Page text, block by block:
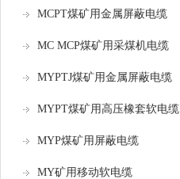
MCPT煤矿用金属屏蔽电缆
MC MCP煤矿用采煤机电缆
MYPTJ煤矿用金属屏蔽电缆
MYPT煤矿用高压橡套软电缆
MYP煤矿用屏蔽电缆
MY矿用移动软电缆